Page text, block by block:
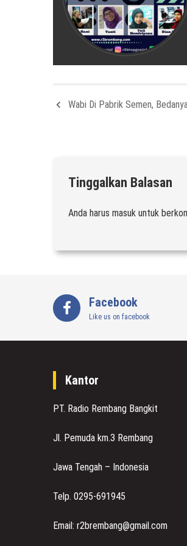
Wabi Di Pabrik Semen,
Tinggalkan Balasan
Anda harus masuk untuk
Facebook
Like us on facebook
Kantor
PT. Radio Rembang Bangkit
Jl. Pemuda km.3 Rembang
Jawa Tengah – Indonesia
Telp. 0295-691945
Email: r2brembang@gmail.com